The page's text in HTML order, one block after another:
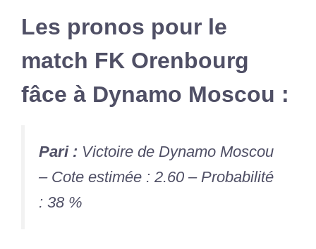
Les pronos pour le
match FK Orenbourg
fâce à Dynamo Moscou :
Pari : Victoire de Dynamo Moscou
– Cote estimée : 2.60 – Probabilité
: 38 %